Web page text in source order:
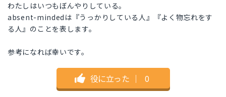
わたしはいつもぼんやりしている。
absent-mindedは『うっかりしている人』『よく物忘れをす
る人』のことを表します。
参考になれば幸いです。
役に立った ｜ 0